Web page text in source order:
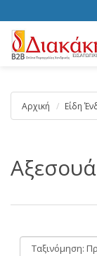
Αρχική Είδη
Ταξινόμηση: